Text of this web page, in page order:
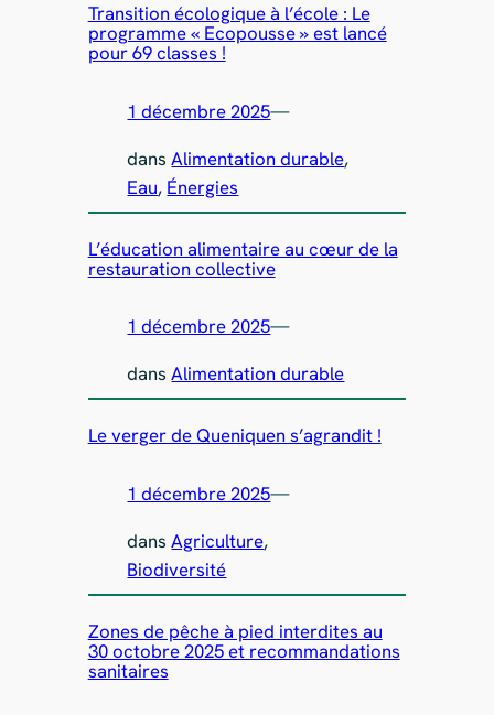
Transition écologique à l’école : Le
programme « Ecopousse » est lancé
pour 69 classes !
1 décembre 2025—
dansAlimentation durable
Eau, Énergies
L’éducation alimentaire au cœur de la
restauration collective
1 décembre 2025—
dansAlimentation durable
Le verger de Queniquen s’agrandit !
1 décembre 2025—
dansAgriculture
Biodiversité
Zones de pêche à pied interdites au
30 octobre 2025 et recommandations
sanitaires